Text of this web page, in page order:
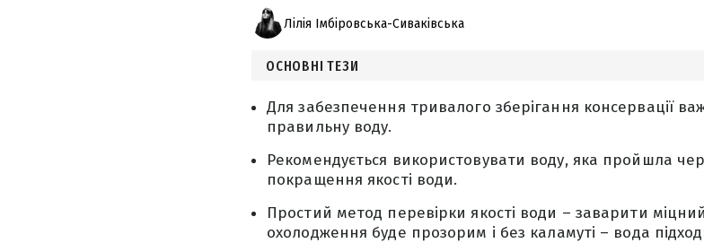
Лілія Імбіровська-Сиваківська
ОСНОВНІ ТЕЗИ
Для забезпечення тривалого зберігання консервації
правильну воду.
Рекомендується використовувати воду, яка пройшла
покращення якості води.
Простий метод перевірки якості води – заварити
охолодження буде прозорим і без каламуті – вода